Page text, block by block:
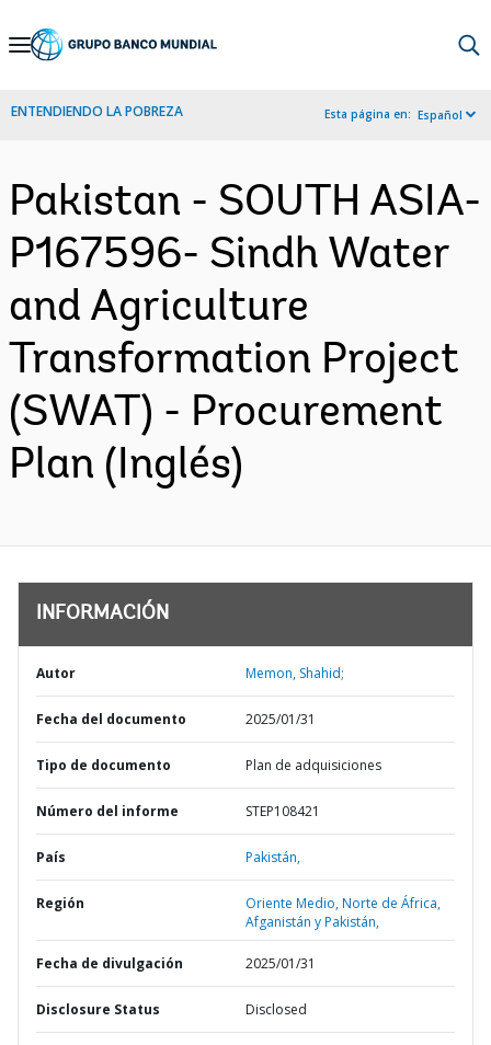
Skip
Navigation
ENTENDIENDO LA POBREZA Esta página en: Español
Pakistan - SOUTH ASIA-
P167596- Sindh Water
and Agriculture
Transformation Project
(SWAT) - Procurement
Plan (Inglés)
INFORMACIÓN
Autor Memon, Shahid;
Fecha del documento 2025/01/31
Tipo de documento Plan de adquisiciones
Número del informe STEP108421
País Pakistán,
Región
Oriente Medio, Norte de África,
Afganistán y Pakistán,
Fecha de divulgación 2025/01/31
Disclosure Status Disclosed